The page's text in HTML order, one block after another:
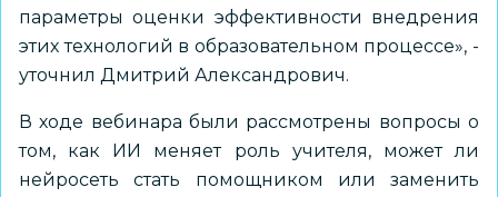
параметры оценки эффективности внедрения
этих технологий в образовательном процессе», -
уточнил Дмитрий Александрович.
В ходе вебинара были рассмотрены вопросы о
том, как ИИ меняет роль учителя, может ли
нейросеть стать помощником или заменить